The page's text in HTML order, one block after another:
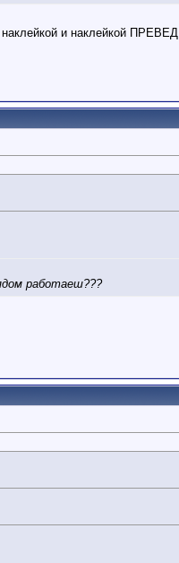
и наклейкой ПРЕВЕД
работаеш???